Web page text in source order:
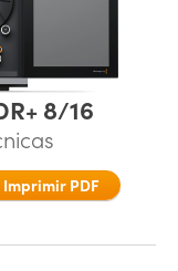
8/16
Imprimir PDF